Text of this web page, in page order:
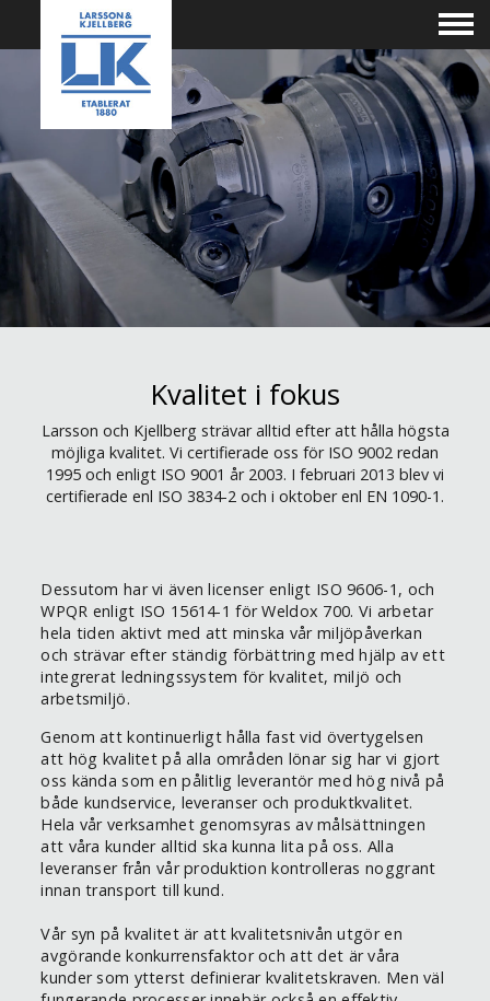
Kvalitet i fokus
Larsson och Kjellberg strävar alltid efter att hålla högsta
möjliga kvalitet. Vi certifierade oss för ISO 9002 redan
1995 och enligt ISO 9001 år 2003. I februari 2013 blev vi
certifierade enl ISO 3834-2 och i oktober enl EN 1090-1.
Dessutom har vi även licenser enligt ISO 9606-1, och
WPQR enligt ISO 15614-1 för Weldox 700. Vi arbetar
hela tiden aktivt med att minska vår miljöpåverkan
och strävar efter ständig förbättring med hjälp av ett
integrerat ledningssystem för kvalitet, miljö och
arbetsmiljö.
Genom att kontinuerligt hålla fast vid övertygelsen
att hög kvalitet på alla områden lönar sig har vi gjort
oss kända som en pålitlig leverantör med hög nivå på
både kundservice, leveranser och produktkvalitet.
Hela vår verksamhet genomsyras av målsättningen
att våra kunder alltid ska kunna lita på oss. Alla
leveranser från vår produktion kontrolleras noggrant
innan transport till kund.
Vår syn på kvalitet är att kvalitetsnivån utgör en
avgörande konkurrensfaktor och att det är våra
kunder som ytterst definierar kvalitetskraven. Men väl